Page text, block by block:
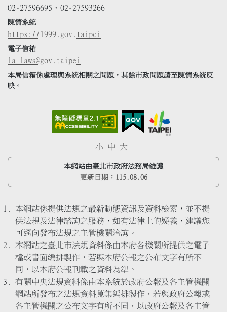
02-27596695、02-27593266
陳情系統
https://1999.gov.taipei
電子信箱
la_laws@gov.taipei
本局信箱係處理與系統相關之問題，其餘市政問題請至陳情系統反
映。
小 中 大
本網站由臺北市政府法務局維護
更新日期： 115.08.06
本網站係提供法規之最新動態資訊及資料檢索，並不提
供法規及法律諮詢之服務，如有法律上的疑義，建議您
可逕向發布法規之主管機關洽詢。
本網站之臺北市法規資料係由本府各機關所提供之電子
檔或書面編排製作，若與本府公報之公布文字有所不
同，以本府公報刊載之資料為準。
有關中央法規資料係由本系統於政府公報及各主管機關
網站所發布之法規資料蒐集編排製作，若與政府公報或
各主管機關之公布文字有所不同，以政府公報及各主管